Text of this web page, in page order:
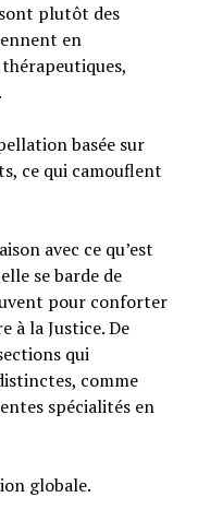
plutôt des
en
basée sur
ce qui camouflent
avec ce qu’est
se barde de
pour conforter
à la Justice. De
qui
comme
spécialités en
globale.